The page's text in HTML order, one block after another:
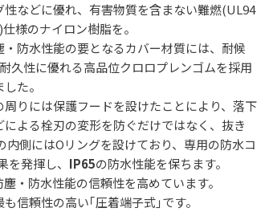
性などに優れ、有害物質を含まない難燃(UL94
様のナイロン樹脂を。
・防水性能の要となるカバー材質には、耐候
久性に優れる高品位クロロプレンゴムを採用
した。
周りには保護フードを設けたことにより、落下
による栓刃の変形を防ぐだけではなく、抜き
側にはOリングを設けており、専用の防水コ
発揮し、 IP65の防水性能を保ちます。
・防水性能の信頼性を高めています。
信頼性の高い｢圧着端子式｣です。